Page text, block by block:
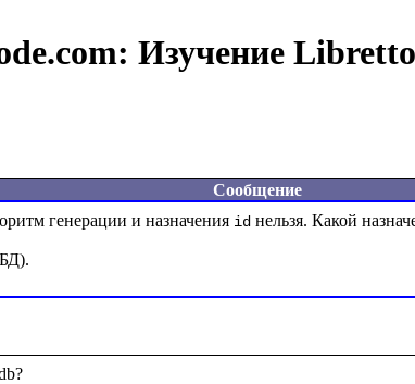
Изучение Libretto
Сообщение
генерации и назначения id нельзя. Какой